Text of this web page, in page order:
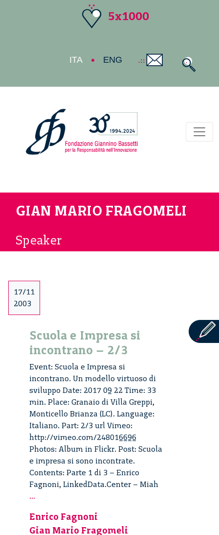
5x1000
ITA ENG
GIAN MARIO FRAGOMELI
Speaker
17/11
2003
Scuola e Impresa si
incontrano – 2/3
Event: Scuola e Impresa si
incontrano. Un modello virtuoso di
sviluppo Date: 2017 09 22 Time: 33
min. Place: Granaio di Villa Greppi,
Monticello Brianza (LC). Language:
Italiano. Part: 2/3 url Vimeo:
http://vimeo.com/248016696
Photos: Album in Flickr. Post: Scuola
e impresa si sono incontrate.
Contents: Parte 1 di 3 – Enrico
Fagnoni, LinkedData.Center – Miah
...
Impresa
si
Enrico Fagnoni
Gian Mario Fragomeli